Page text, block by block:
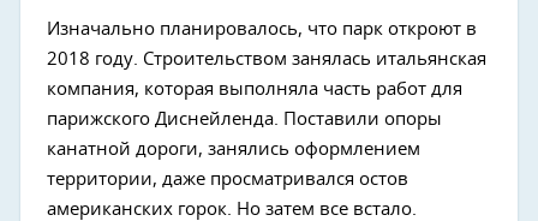
Изначально планировалось, что парк откроют в
2018 году. Строительством занялась итальянская
компания, которая выполняла часть работ для
парижского Диснейленда. Поставили опоры
канатной дороги, занялись оформлением
территории, даже просматривался остов
американских горок. Но затем все встало.